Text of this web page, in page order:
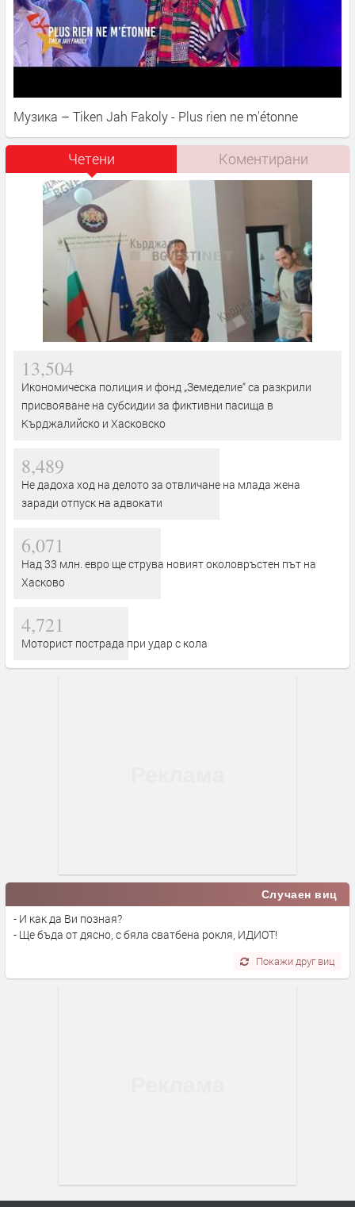
Музика – Tiken Jah Fakoly - Plus rien ne m'étonne
Четени Коментирани
13,504
Икономическа полиция и фонд „Земеделие“ са разкрили
присвояване на субсидии за фиктивни пасища в
Кърджалийско и Хасковско
8,489
Не дадоха ход на делото за отвличане на млада жена
заради отпуск на адвокати
6,071
Над 33 млн. евро ще струва новият околовръстен път на
Хасково
4,721
Моторист пострада при удар с кола
Случаен виц
- И как да Ви позная?
- Ще бъда от дясно, с бяла сватбена рокля, ИДИОТ!
Покажи друг виц